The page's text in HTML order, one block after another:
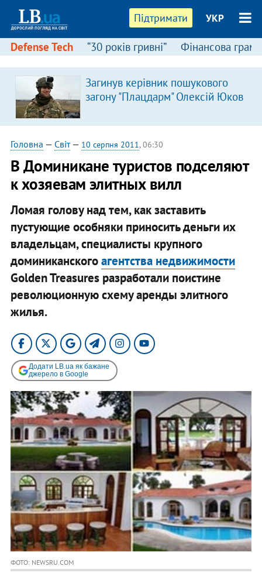
Підтримати УКР
Defense Tech “30 років гривні” Фінансова
Загинув керівник пошукового
загону "Плацдарм" Олексій Юков
Головна — Світ— 10 серпня 2011, 06:30
В Доминикане туристов подселяют
к хозяевам элитных вилл
Ломая голову над тем, как заставить
пустующие особняки приносить деньги их
владельцам, специалисты крупного
доминиканскогоагентства недвижимости
Golden Treasures разработали поистине
революционную схему аренды элитного
жилья.
Додати LB.ua як бажане
джерело в Google
ФОТО: NEWSRU.COM